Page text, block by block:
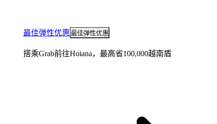
最佳弹性优惠 最佳弹性优惠
搭乘Grab前往Hoiana，最高省100,000越南盾